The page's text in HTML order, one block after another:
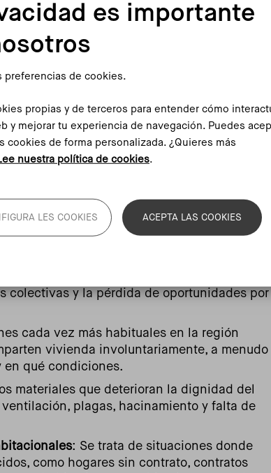
más allá de entender la precariedad
como
hogar, núcleo de una incertidumbre
cotidiana. Esta incertidumbre y falta de
inasequibilidad, inseguridad,
de la vivienda y falta/vulneración de los
de las principales características:
de los hogares para sufragar su vivienda,
de los hogares provocada por
como invisibles.
a la fuerte competencia del mercado.
y raciales inalcanzables, la necesidad de
colectivas y la pérdida de oportunidades por
cada vez más habituales en la región
vivienda involuntariamente, a menudo
qué condiciones.
materiales que deterioran la dignidad del
plagas, hacinamiento y falta de
: Se trata de situaciones donde
como hogares sin contrato, contratos
es importante
preferencias de cookies.
propias y de terceros para entender cómo
y mejorar tu experiencia de navegación. Puedes
cookies de forma personalizada. ¿Quieres más
nuestra política de cookies.
LES COOKIES ACEPTA LAS COOKIES